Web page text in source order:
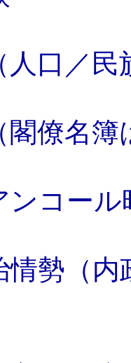
人口／民
閣僚名簿
ンコー
情勢（